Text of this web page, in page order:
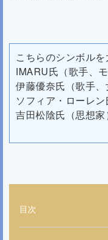
こちらのシンボル
IMARU氏（歌手、モ
伊藤優奈氏（歌手、
ソフィア・ローレン
吉田松陰氏（思想家
目次